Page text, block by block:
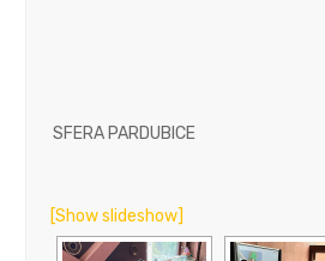
SFERA PARDUBICE
[Show slideshow]